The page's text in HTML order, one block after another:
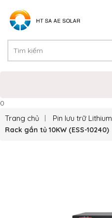
0
Trang chủ Pin lưu trữ Lithium
Rack gắn tủ 10KW (ESS-10240)